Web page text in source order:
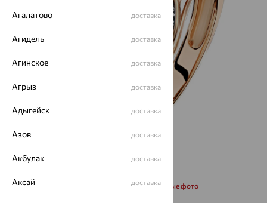
Запросить дополнительные фото
Агалатово доставка
Агидель доставка
Агинское доставка
Агрыз доставка
Адыгейск доставка
Азов доставка
Акбулак доставка
Аксай доставка